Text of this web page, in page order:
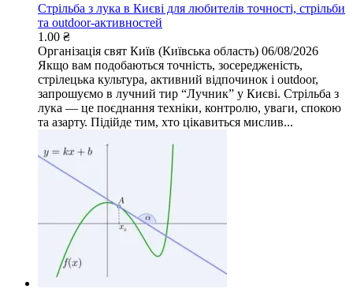
Стрільба з лука в Києві для любителів точності, стрільби
та outdoor-активностей
1.00 ₴
Організація свят Київ (Київська область) 06/08/2026
Якщо вам подобаються точність, зосередженість,
стрілецька культура, активний відпочинок і outdoor,
запрошуємо в лучний тир “Лучник” у Києві. Стрільба з
лука — це поєднання техніки, контролю, уваги, спокою
та азарту. Підійде тим, хто цікавиться мислив...